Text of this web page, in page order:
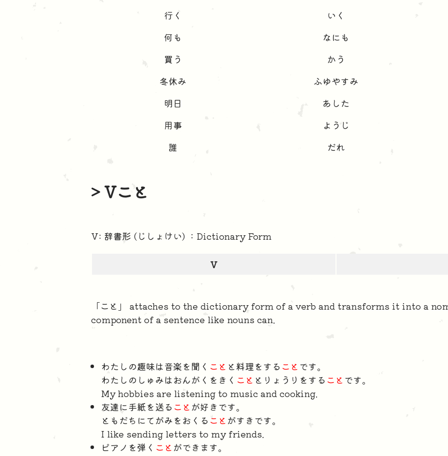
行く
いく
何も
なにも
買う
かう
冬休み
ふゆやすみ
明日
あした
用事
ようじ
誰
だれ
> Vこと
V: 辞書形 (じしょけい) ：Dictionary Form
V
「こと」 attaches to the dictionary form of a verb and transforms it into a
component of a sentence like nouns can.
わたしの趣味は音楽を聞く こと と料理をする ことです。
わたしのしゅみはおんがくをきく こと とりょうりをする ことです。
My hobbies are listening to music and cooking.
友達に手紙を送る ことが好きです。
ともだちにてがみをおくる ことがすきです。
I like sending letters to my friends.
ピアノを弾く ことができます。